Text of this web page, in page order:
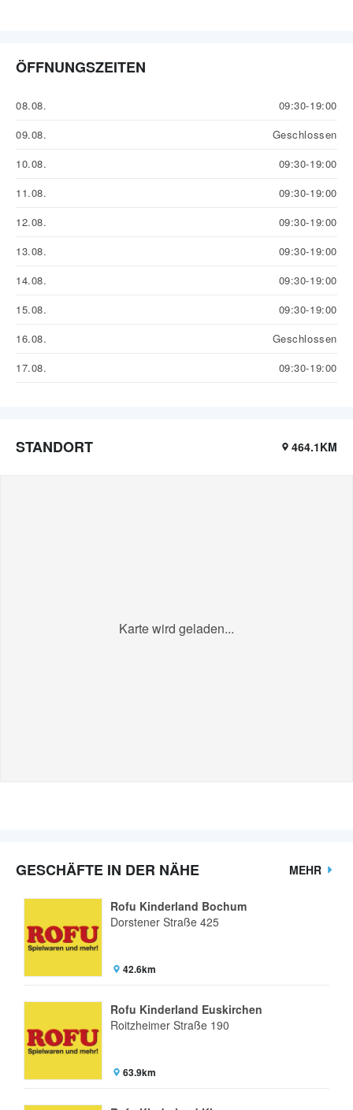
ÖFFNUNGSZEITEN
08.08.
09:30-19:00
09.08.
Geschlossen
10.08.
09:30-19:00
11.08.
09:30-19:00
12.08.
09:30-19:00
13.08.
09:30-19:00
14.08.
09:30-19:00
15.08.
09:30-19:00
16.08.
Geschlossen
17.08.
09:30-19:00
STANDORT 464.1KM
Karte wird geladen...
GESCHÄFTE IN DER NÄHE MEHR
Rofu Kinderland Bochum
Dorstener Straße 425
42.6km
Rofu Kinderland Euskirchen
Roitzheimer Straße 190
63.9km